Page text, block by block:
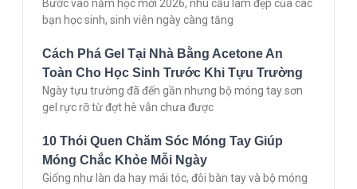
Bước vào năm học mới 2026, nhu cầu làm đẹp của các
bạn học sinh, sinh viên ngày càng tăng
Cách Phá Gel Tại Nhà Bằng Acetone An
Toàn Cho Học Sinh Trước Khi Tựu Trường
Ngày tựu trường đã đến gần nhưng bộ móng tay sơn
gel rực rỡ từ đợt hè vẫn chưa được
10 Thói Quen Chăm Sóc Móng Tay Giúp
Móng Chắc Khỏe Mỗi Ngày
Giống như làn da hay mái tóc, đôi bàn tay và bộ móng